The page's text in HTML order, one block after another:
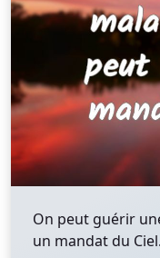
On peut guérir
un mandat du Ciel.